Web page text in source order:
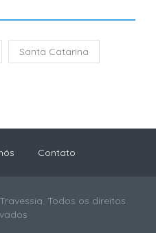
Santa Catarina
Contato
Todos os direitos